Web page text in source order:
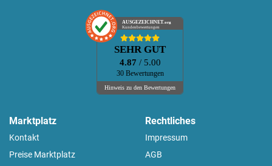
AUSGEZEICHNET.org
Kundenbewertungen
SEHR GUT
4.87 / 5.00
30 Bewertungen
Hinweis zu den Bewertungen
Marktplatz
Kontakt
Preise Marktplatz
Rechtliches
Impressum
AGB